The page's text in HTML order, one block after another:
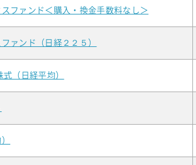
ファンド＜購入・換金手数料なし＞
ァンド（日経２２５）
（日経平均）